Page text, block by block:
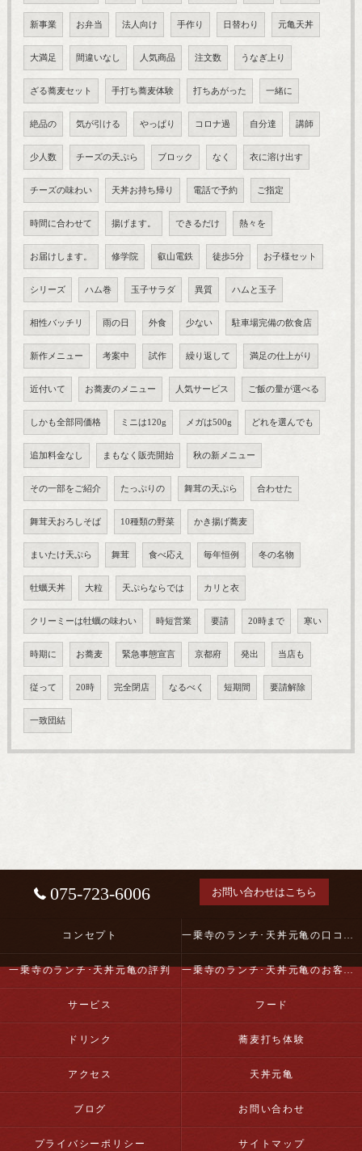
新事業 お弁当 法人向け 手作り 日替わり 元亀天丼
大満足 間違いなし 人気商品 注文数 うなぎ上り
ざる蕎麦セット 手打ち蕎麦体験 打ちあがった 一緒に
絶品の 気が引ける やっぱり コロナ過 自分達 講師
少人数 チーズの天ぷら ブロック なく 衣に溶け出す
チーズの味わい 天丼お持ち帰り 電話で予約 ご指定
時間に合わせて 揚げます。 できるだけ 熱々を
お届けします。 修学院 叡山電鉄 徒歩5分 お子様セット
シリーズ ハム巻 玉子サラダ 異質 ハムと玉子
相性バッチリ 雨の日 外食 少ない 駐車場完備の飲食店
新作メニュー 考案中 試作 繰り返して 満足の仕上がり
近付いて お蕎麦のメニュー 人気サービス ご飯の量が選べる
しかも全部同価格 ミニは120g メガは500g どれを選んでも
追加料金なし まもなく販売開始 秋の新メニュー
その一部をご紹介 たっぷりの 舞茸の天ぷら 合わせた
舞茸天おろしそば 10種類の野菜 かき揚げ蕎麦
まいたけ天ぷら 舞茸 食べ応え 毎年恒例 冬の名物
牡蠣天丼 大粒 天ぷらならでは カリと衣
クリーミーは牡蠣の味わい 時短営業 要請 20時まで 寒い
時期に お蕎麦 緊急事態宣言 京都府 発出 当店も
従って 20時 完全閉店 なるべく 短期間 要請解除
一致団結
075-723-6006 お問い合わせはこちら
コンセプト 一乗寺のランチ･天丼元亀の口コミ情報
一乗寺のランチ･天丼元亀の評判 一乗寺のランチ･天丼元亀のお客様の声
サービス フード
ドリンク 蕎麦打ち体験
アクセス 天丼元亀
ブログ お問い合わせ
プライバシーポリシー サイトマップ